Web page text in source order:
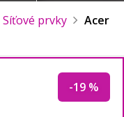
Síťové prvky
Acer
-19 %